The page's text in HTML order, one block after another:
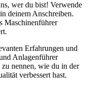
wer du bist! Verwende
deinem Anschreiben.
Maschinenführer
Erfahrungen und
Anlagenführer
nennen, wie du in der
verbessert hast.